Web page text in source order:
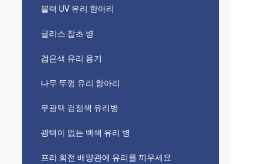
블랙 UV 유리 항아리
글라스 잡초 병
검은색 유리 용기
나무 뚜껑 유리 항아리
무광택 검정색 유리병
광택이 없는 백색 유리 병
프리 회전 배양관에 유리를 끼우세요